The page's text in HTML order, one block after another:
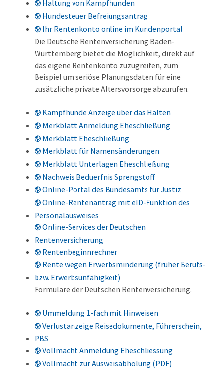
Haltung von Kampfhunden
Hundesteuer Befreiungsantrag
Ihr Rentenkonto online im Kundenportal
Die Deutsche Rentenversicherung Baden-
Württemberg bietet die Möglichkeit, direkt auf
das eigene Rentenkonto zuzugreifen, zum
Beispiel um seriöse Planungsdaten für eine
zusätzliche private Altersvorsorge abzurufen.
Kampfhunde Anzeige über das Halten
Merkblatt Anmeldung Eheschließung
Merkblatt Eheschließung
Merkblatt für Namensänderungen
Merkblatt Unterlagen Eheschließung
Nachweis Beduerfnis Sprengstoff
Online-Portal des Bundesamts für Justiz
Online-Rentenantrag mit eID-Funktion des
Personalausweises
Online-Services der Deutschen
Rentenversicherung
Rentenbeginnrechner
Rente wegen Erwerbsminderung (früher Berufs-
bzw. Erwerbsunfähigkeit)
Formulare der Deutschen Rentenversicherung.
Ummeldung 1-fach mit Hinweisen
Verlustanzeige Reisedokumente, Führerschein,
PBS
Vollmacht Anmeldung Eheschliessung
Vollmacht zur Ausweisabholung (PDF)